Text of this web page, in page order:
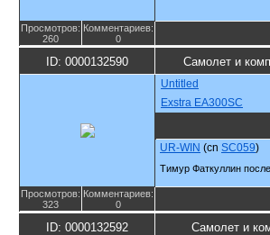
Просмотров:
260
Комментариев:
0
ID: 0000132590 Самолет и
Untitled
Exstra EA300SC
UR-WIN (cn SC059)
Тимур Фаткуллин
Просмотров:
323
Комментариев:
0
ID: 0000132592 Самолет и